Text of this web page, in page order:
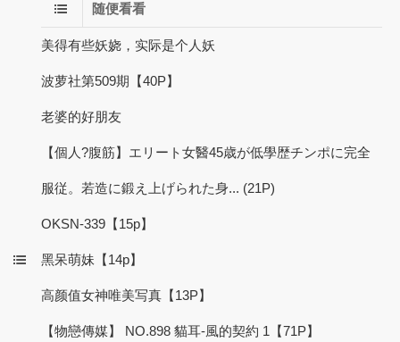
随便看看
美得有些妖娆，实际是个人妖
波萝社第509期【40P】
老婆的好朋友
【個人?腹筋】エリート女醫45歳が低學歴チンポに完全
服従。若造に鍛え上げられた身... (21P)
OKSN-339【15p】
黑呆萌妹【14p】
高颜值女神唯美写真【13P】
【物戀傳媒】 NO.898 貓耳-風的契約 1【71P】